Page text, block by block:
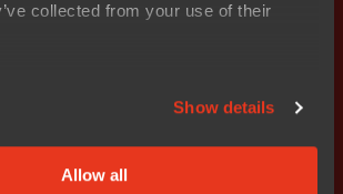
collected from your use of their
Show details
Allow all